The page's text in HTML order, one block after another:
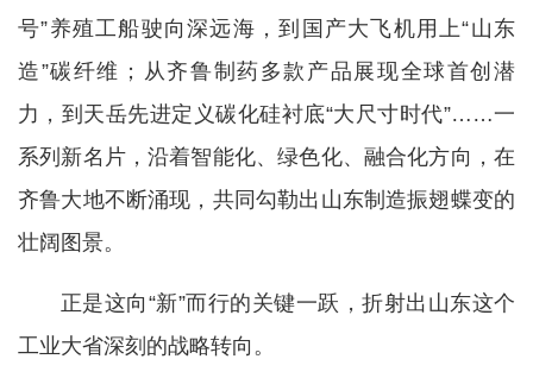
号”养殖工船驶向深远海，到国产大飞机用上“山东
造”碳纤维；从齐鲁制药多款产品展现全球首创潜
力，到天岳先进定义碳化硅衬底“大尺寸时代”……一
系列新名片，沿着智能化、绿色化、融合化方向，在
齐鲁大地不断涌现，共同勾勒出山东制造振翅蝶变的
壮阔图景。
正是这向“新”而行的关键一跃，折射出山东这个
工业大省深刻的战略转向。